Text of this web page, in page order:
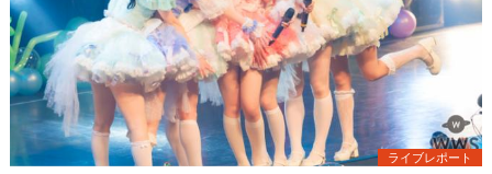
ライブレポート